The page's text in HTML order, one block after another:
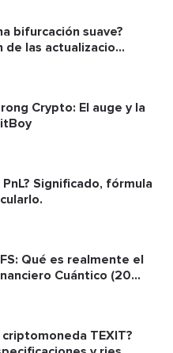
bifurcación suave?
de las actualizacio...
Crypto: El auge y la
PnL? Significado, fórmula
Qué es realmente el
Cuántico (20...
criptomoneda TEXIT?